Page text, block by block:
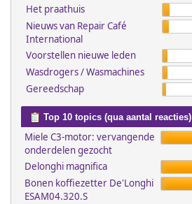
Het praathuis
Nieuws van Repair Café
International
Voorstellen nieuwe leden
Wasdrogers / Wasmachines
Gereedschap
Top 10 topics (qua aantal reacties)
Miele C3-motor: vervangende
onderdelen gezocht
Delonghi magnifica
Bonen koffiezetter De'Longhi
ESAM04.320.S